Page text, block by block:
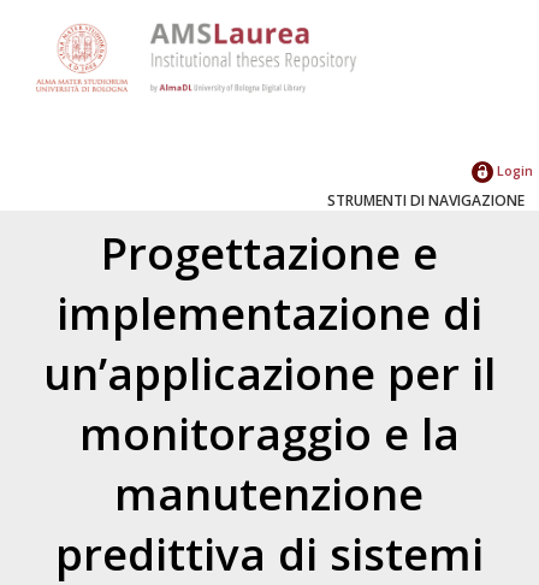
Login
STRUMENTI DI NAVIGAZIONE
Progettazione e
implementazione di
un’applicazione per il
monitoraggio e la
manutenzione
predittiva di sistemi